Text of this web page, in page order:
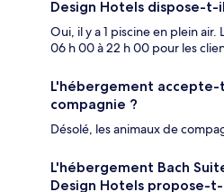
Design Hotels dispose-t-
Oui, il y a 1 piscine en plein
06 h 00 à 22 h 00 pour les
L'hébergement accepte-
compagnie ?
Désolé, les animaux de
L'hébergement Bach
Design Hotels propose-